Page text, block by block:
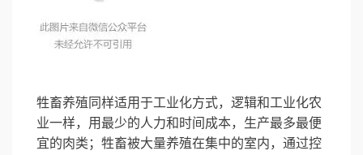
牲畜养殖同样适用于工业化方式，逻辑和工业化农
业一样，用最少的人力和时间成本，生产最多最便
宜的肉类；牲畜被大量养殖在集中的室内，通过控